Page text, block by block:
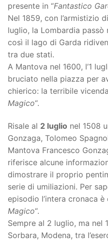
presente in “Fantastico
Nel 1859, con l’armistizio
luglio, la Lombardia passò
così il lago di Garda
tra due stati.
A Mantova nel 1600, l’1
bruciato nella piazza per
chierico: la terribile
Magico“.
Risale al 2 luglio nel 1508
Gonzaga, Tolomeo
Mantova Francesco
riferisce alcune
dimostrare il proprio
serie di umiliazioni. Per
episodio l’intera cronaca è
Magico“.
Sempre al 2 luglio, ma nel
Sorbara, Modena, tra